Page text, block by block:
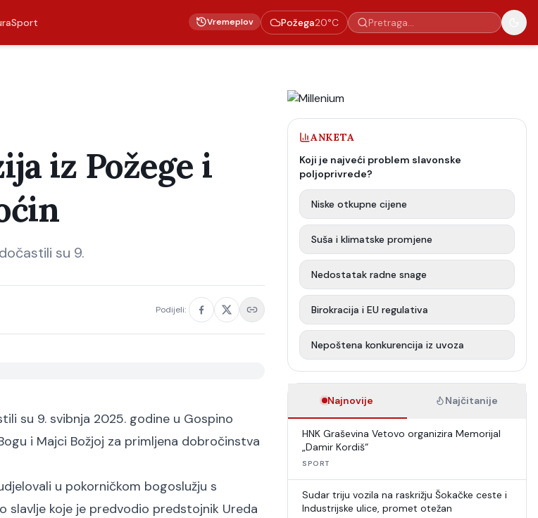
Sport Vremeplov Požega20°C
iz Požege i
su 9.
Podijeli:
su 9. svibnja 2025. godine u Gospino
i Majci Božjoj za primljena dobročinstva
u pokorničkom bogoslužju s
slavlje koje je predvodio predstojnik Ureda
ANKETA
Koji je najveći problem slavonske
poljoprivrede?
Niske otkupne cijene
Suša i klimatske promjene
Nedostatak radne snage
Birokracija i EU regulativa
Nepoštena konkurencija iz uvoza
Najnovije Najčitanije
HNK Graševina Vetovo organizira Memorijal
„Damir Kordiš“
SPORT
Sudar triju vozila na raskrižju Šokačke ceste i
Industrijske ulice, promet otežan